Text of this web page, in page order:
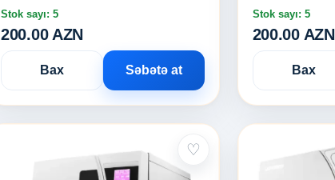
Stok sayı: 5
200.00 AZN
Bax Səbətə at
Stok sayı: 5
200.00 AZN
Bax
♡